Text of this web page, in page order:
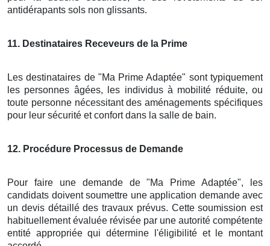
antidérapants sols non glissants.
11. Destinataires Receveurs de la Prime
Les destinataires de "Ma Prime Adaptée" sont typiquement
les personnes âgées, les individus à mobilité réduite, ou
toute personne nécessitant des aménagements spécifiques
pour leur sécurité et confort dans la salle de bain.
12. Procédure Processus de Demande
Pour faire une demande de "Ma Prime Adaptée", les
candidats doivent soumettre une application demande avec
un devis détaillé des travaux prévus. Cette soumission est
habituellement évaluée révisée par une autorité compétente
entité appropriée qui détermine l'éligibilité et le montant